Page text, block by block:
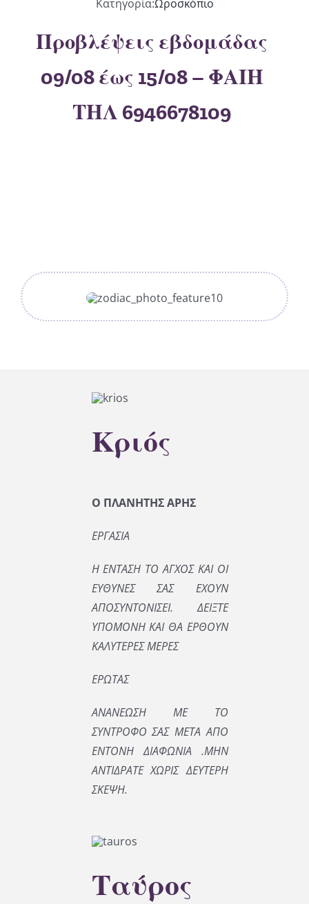
Κατηγορία:Ωροσκόπιο
Προβλέψεις εβδομάδας
09/08 έως 15/08 – ΦΑΙΗ
ΤΗΛ 6946678109
Κριός
Ο ΠΛΑΝΗΤΗΣ ΑΡΗΣ
ΕΡΓΑΣΙΑ
Η ΕΝΤΑΣΗ ΤΟ ΑΓΧΟΣ ΚΑΙ ΟΙ
ΕΥΘΥΝΕΣ ΣΑΣ ΕΧΟΥΝ
ΑΠΟΣΥΝΤΟΝΙΣΕΙ. ΔΕΙΞΤΕ
ΥΠΟΜΟΝΗ ΚΑΙ ΘΑ ΕΡΘΟΥΝ
ΚΑΛΥΤΕΡΕΣ ΜΕΡΕΣ
ΕΡΩΤΑΣ
ΑΝΑΝΕΩΣΗ ΜΕ ΤΟ
ΣΥΝΤΡΟΦΟ ΣΑΣ ΜΕΤΑ ΑΠΟ
ΕΝΤΟΝΗ ΔΙΑΦΩΝΙΑ .ΜΗΝ
ΑΝΤΙΔΡΑΤΕ ΧΩΡΙΣ ΔΕΥΤΕΡΗ
ΣΚΕΨΗ.
Ταύρος